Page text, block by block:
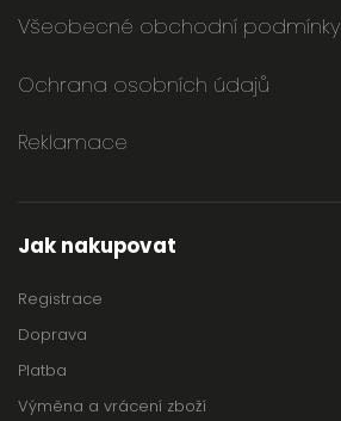
Všeobecné obchodní podmínky
Ochrana osobních údajů
Reklamace
Jak nakupovat
Registrace
Doprava
Platba
Výměna a vrácení zboží